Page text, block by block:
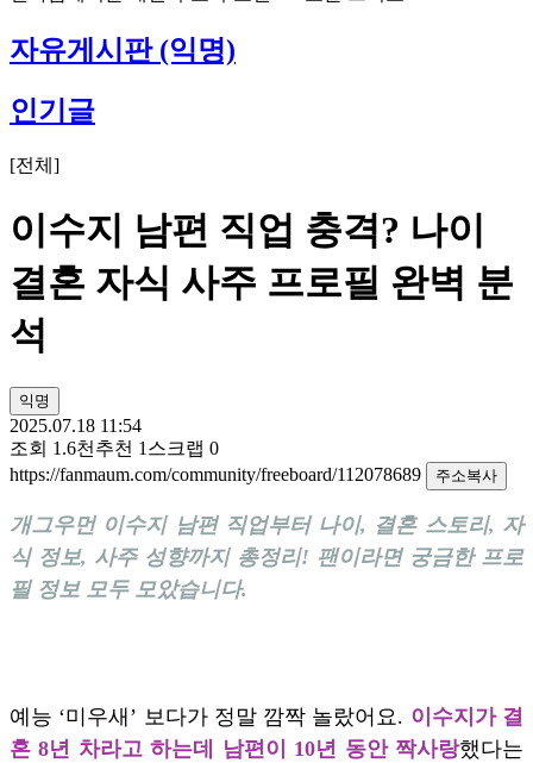
자유게시판 (익명)
인기글
[전체 ]
이수지 남편 직업 충격? 나이
결혼 자식 사주 프로필 완벽 분
석
익명
2025.07.18 11:54
조회 1.6천 추천 1 스크랩 0
https://fanmaum.com/community/freeboard/112078689
주소복사
개그우먼 이수지 남편 직업부터 나이, 결혼 스토리, 자
식 정보, 사주 성향까지 총정리! 팬이라면 궁금한 프로
필 정보 모두 모았습니다.
예능 ‘미우새’ 보다가 정말 깜짝 놀랐어요. 이수지가 결
혼 8년 차라고 하는데 남편이 10년 동안 짝사랑했다는